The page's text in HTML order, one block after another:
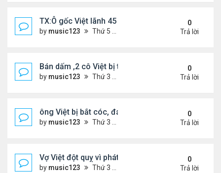
TX:Ô gốc Việt lãnh 45 năm tù vì lạm dụng tình dục
by music123 Thứ 5 Tháng 4 30, 2026 6:28 pm
0
Trả lời
Bán dấm ,2 cô Việt bị tịch thu hơn $291,000 tiền
by music123 Thứ 3 Tháng 4 21, 2026 6:43 pm
0
Trả lời
ông Việt bị bắt cóc, đánh đập khi đi gửi tiền ngân
by music123 Thứ 3 Tháng 4 21, 2026 6:22 pm
0
Trả lời
Vợ Việt đột quỵ vì phát hiện chồng có bồ và con
by music123 Thứ 3 Tháng 4 21, 2026 6:17 pm
0
Trả lời